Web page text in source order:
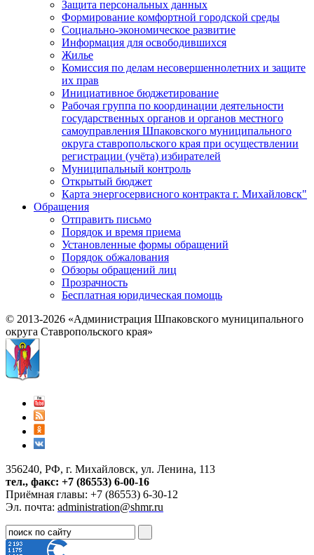
Защита персональных данных
Формирование комфортной городской среды
Социально-экономическое развитие
Информация для освободившихся
Жилье
Комиссия по делам несовершеннолетних и защите
их прав
Инициативное бюджетирование
Рабочая группа по координации деятельности
государственных органов и органов местного
самоуправления Шпаковского муниципального
округа ставропольского края при осуществлении
регистрации (учёта) избирателей
Муниципальный контроль
Открытый бюджет
Карта энергосервисного контракта г. Михайловск"
Обращения
Отправить письмо
Порядок и время приема
Установленные формы обращений
Порядок обжалования
Обзоры обращений лиц
Прозрачность
Бесплатная юридическая помощь
© 2013-2026 «Администрация Шпаковского муниципального
округа Ставропольского края»
356240, РФ, г. Михайловск, ул. Ленина, 113
тел., факс: +7 (86553) 6-00-16
Приёмная главы: +7 (86553) 6-30-12
Эл. почта: administration@shmr.ru